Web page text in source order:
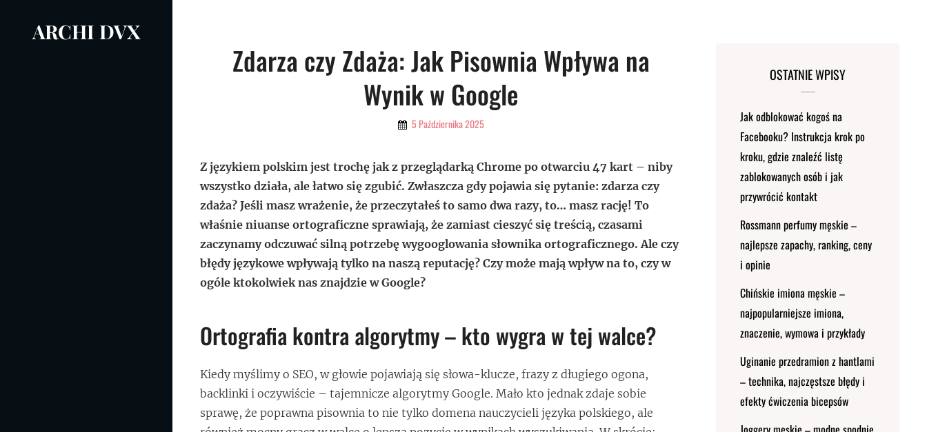
ARCHI DVX
Zdarza czy Zdaża: Jak Pisownia Wpływa na
Wynik w Google
By 5 Października 2025
Z językiem polskim jest trochę jak z przeglądarką Chrome po otwarciu 47 kart – niby
wszystko działa, ale łatwo się zgubić. Zwłaszcza gdy pojawia się pytanie: zdarza czy
zdaża? Jeśli masz wrażenie, że przeczytałeś to samo dwa razy, to… masz rację! To
właśnie niuanse ortograficzne sprawiają, że zamiast cieszyć się treścią, czasami
zaczynamy odczuwać silną potrzebę wygooglowania słownika ortograficznego. Ale czy
błędy językowe wpływają tylko na naszą reputację? Czy może mają wpływ na to, czy w
ogóle ktokolwiek nas znajdzie w Google?
Ortografia kontra algorytmy – kto wygra w tej walce?
Kiedy myślimy o SEO, w głowie pojawiają się słowa-klucze, frazy z długiego ogona,
backlinki i oczywiście – tajemnicze algorytmy Google. Mało kto jednak zdaje sobie
sprawę, że poprawna pisownia to nie tylko domena nauczycieli języka polskiego, ale
Nawigacja
wpisu OSTATNIE WPISY
Jak odblokować kogoś na
Facebooku? Instrukcja krok po
kroku, gdzie znaleźć listę
zablokowanych osób i jak
przywrócić kontakt
Rossmann perfumy męskie –
najlepsze zapachy, ranking, ceny
i opinie
Chińskie imiona męskie –
najpopularniejsze imiona,
znaczenie, wymowa i przykłady
Uginanie przedramion z hantlami
– technika, najczęstsze błędy i
efekty ćwiczenia bicepsów